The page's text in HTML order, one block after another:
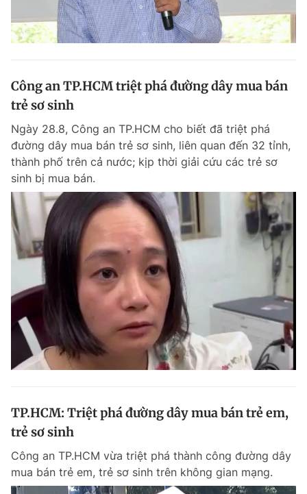
Tiện ích Bạn cần biết
Đọc Thanh Niên trên điện thoại
Theo dõi báo trên
Hotline
0906 645 777
Liên hệ quảng cáo
0908 780 404
Đặt báo Quảng cáo RSS Tòa soạn Chính sách bảo
Tổng biên tập: Nguyễn Ngọc Toàn
Tổng thư ký tòa soạn: Đức Trung
Giấy phép xuất bản số 110/GP - BTTTT cấp ngày 24.3.2020
© 2003-2026 Bản quyền thuộc về Báo Thanh Niên. Cấm sao chép
dưới mọi hình thức nếu không có sự chấp thuận bằng văn bản.
Phát triển bởi ePi Technologies, JSC.
Công an TP.HCM triệt phá đường dây mua bán
trẻ sơ sinh
Ngày 28.8, Công an TP.HCM cho biết đã triệt phá
đường dây mua bán trẻ sơ sinh, liên quan đến 32 tỉnh,
thành phố trên cả nước; kịp thời giải cứu các trẻ sơ
sinh bị mua bán.
TP.HCM: Triệt phá đường dây mua bán trẻ em,
trẻ sơ sinh
Công an TP.HCM vừa triệt phá thành công đường dây
mua bán trẻ em, trẻ sơ sinh trên không gian mạng.